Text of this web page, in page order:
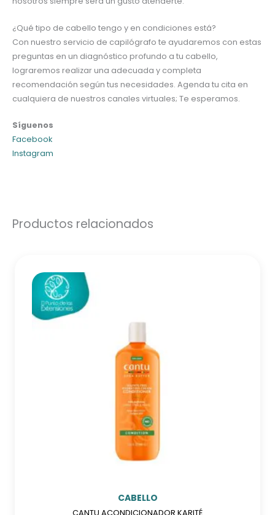
¿Qué tipo de cabello tengo y en condiciones está?
Con nuestro servicio de capilógrafo te ayudaremos con estas
preguntas en un diagnóstico profundo a tu cabello,
lograremos realizar una adecuada y completa
recomendación según tus necesidades. Agenda tu cita en
cualquiera de nuestros canales virtuales; Te esperamos.
Síguenos
Facebook
Instagram
Productos relacionados
CABELLO
CANTU ACONDICIONADOR KARITÉ